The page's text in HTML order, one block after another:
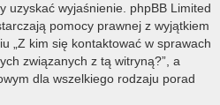
uzyskać wyjaśnienie. phpBB Limited
pomocy prawnej z wyjątkiem
„Z kim się kontaktować w sprawach
związanych z tą witryną?”, a
dla wszelkiego rodzaju porad